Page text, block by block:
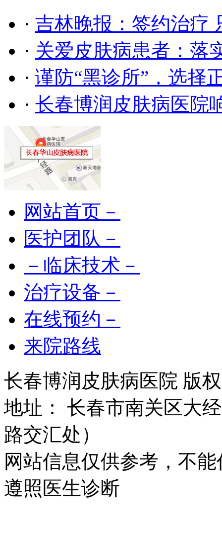
· 吉林晚报：签约治疗
· 关爱皮肤病患者：落
· 谨防“黑诊所”，选择
· 长春博润皮肤病医院
网站首页－
医护团队－
－临床技术－
治疗设备－
在线预约－
来院路线
长春博润皮肤病医院 版
地址： 长春市南关区大
路交汇处）
网站信息仅供参考，不
遵照医生诊断